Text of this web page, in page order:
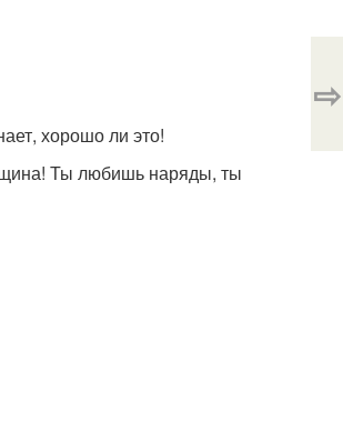
хорошо ли это!
Ты любишь наряды, ты
⇨